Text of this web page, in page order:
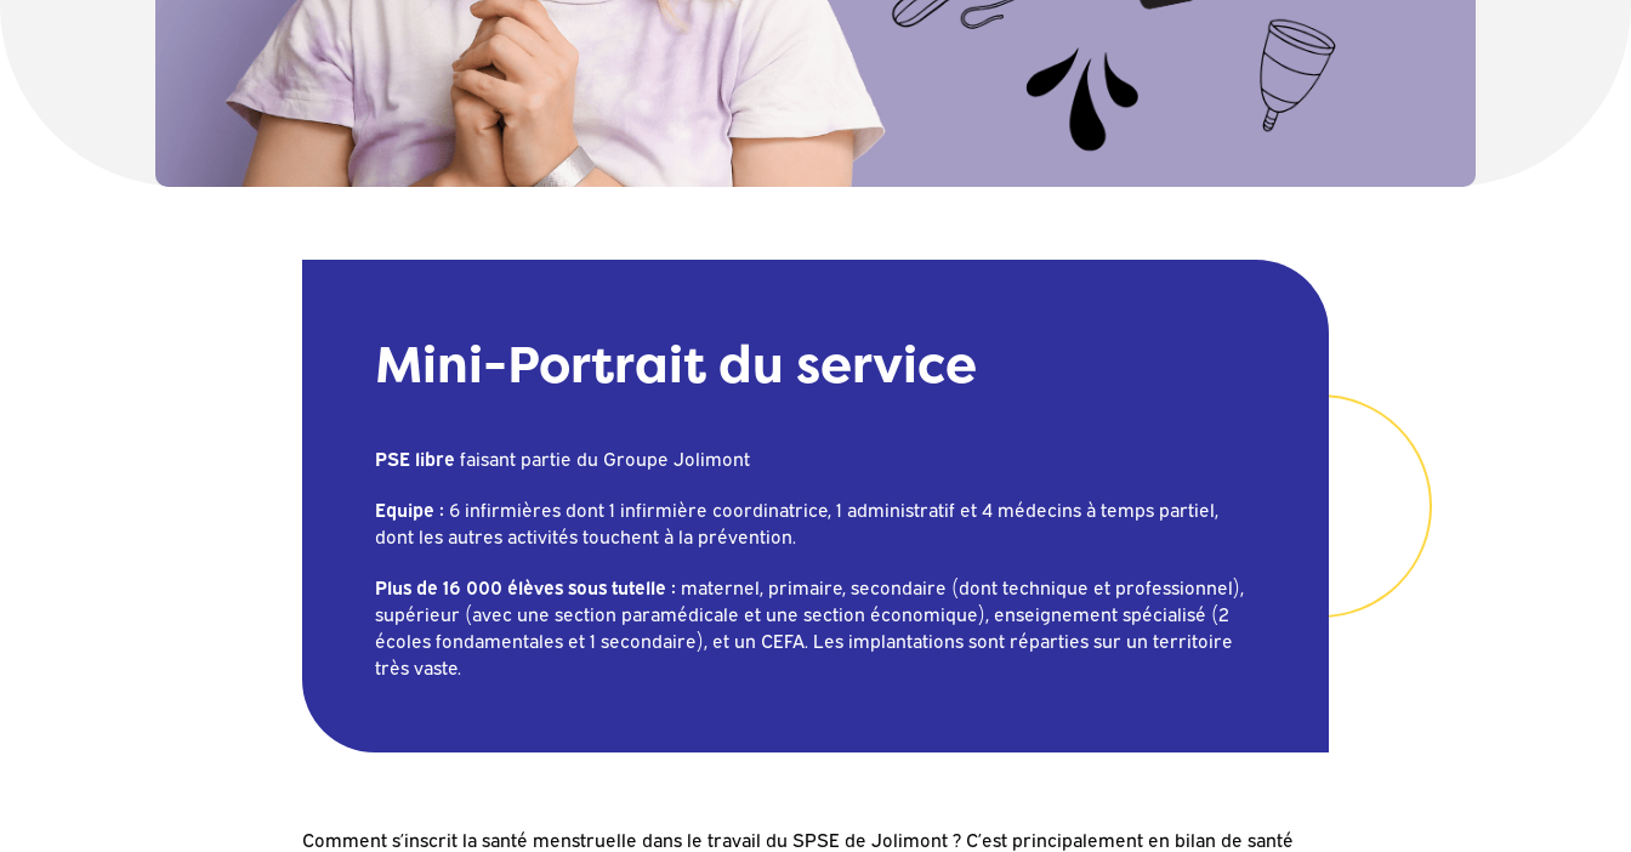
Mini-Portrait du service
PSE libre faisant partie du Groupe Jolimont
Equipe : 6 infirmières dont 1 infirmière coordinatrice, 1 administratif et 4 médecins à temps partiel,
dont les autres activités touchent à la prévention.
Plus de 16 000 élèves sous tutelle : maternel, primaire, secondaire (dont technique et professionnel),
supérieur (avec une section paramédicale et une section économique), enseignement spécialisé (2
écoles fondamentales et 1 secondaire), et un CEFA. Les implantations sont réparties sur un territoire
très vaste.
Comment s’inscrit la santé menstruelle dans le travail du SPSE de Jolimont ? C’est principalement en bilan de santé